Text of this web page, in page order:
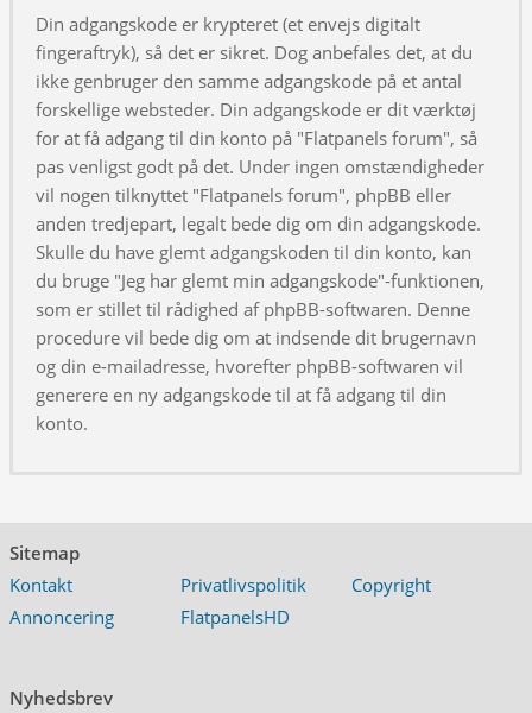
Din adgangskode er krypteret (et envejs digitalt
fingeraftryk), så det er sikret. Dog anbefales det, at du
ikke genbruger den samme adgangskode på et antal
forskellige websteder. Din adgangskode er dit værktøj
for at få adgang til din konto på "Flatpanels forum", så
pas venligst godt på det. Under ingen omstændigheder
vil nogen tilknyttet "Flatpanels forum", phpBB eller
anden tredjepart, legalt bede dig om din adgangskode.
Skulle du have glemt adgangskoden til din konto, kan
du bruge "Jeg har glemt min adgangskode"-funktionen,
som er stillet til rådighed af phpBB-softwaren. Denne
procedure vil bede dig om at indsende dit brugernavn
og din e-mailadresse, hvorefter phpBB-softwaren vil
generere en ny adgangskode til at få adgang til din
konto.
Sitemap
Kontakt
Privatlivspolitik
Copyright
Annoncering
FlatpanelsHD
Nyhedsbrev